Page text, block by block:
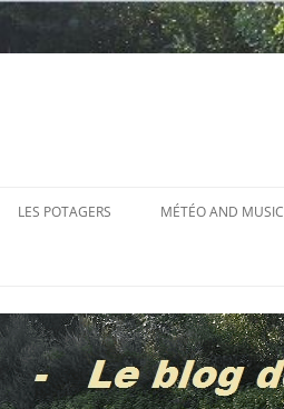
LES POTAGERS MÉTÉO AND MUSIC